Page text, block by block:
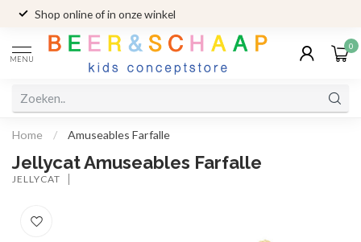
Shop online of in onze winkel
MENU
0
Home / Amuseables Farfalle
Jellycat Amuseables Farfalle
JELLYCAT